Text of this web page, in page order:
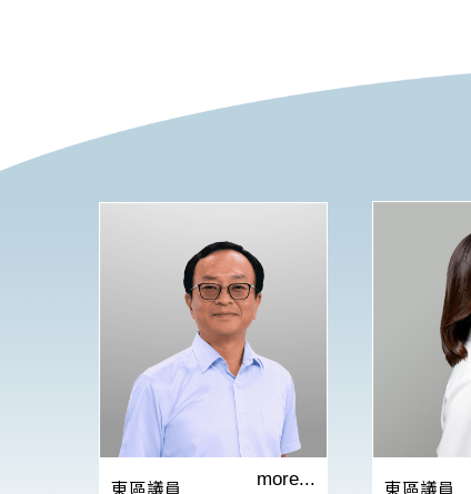
東區議員
more...
東區議員